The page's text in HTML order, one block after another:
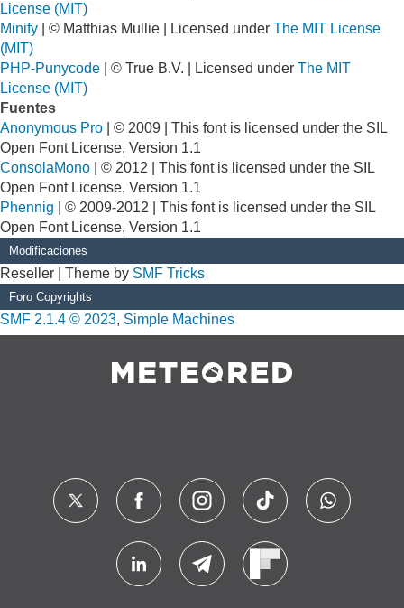
License (MIT)
Minify | © Matthias Mullie | Licensed under The MIT License
(MIT)
PHP-Punycode | © True B.V. | Licensed under The MIT
License (MIT)
Fuentes
Anonymous Pro | © 2009 | This font is licensed under the SIL
Open Font License, Version 1.1
ConsolaMono | © 2012 | This font is licensed under the SIL
Open Font License, Version 1.1
Phennig | © 2009-2012 | This font is licensed under the SIL
Open Font License, Version 1.1
Modificaciones
Reseller | Theme by SMF Tricks
Foro Copyrights
SMF 2.1.4 © 2023, Simple Machines